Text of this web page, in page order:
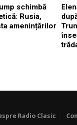
schimbă
Rusia,
amenințărilor
Radio Clasic